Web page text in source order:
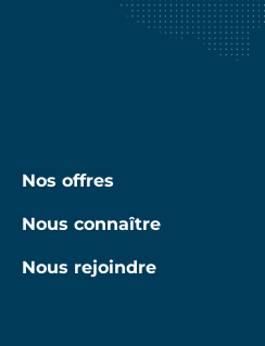
Nos offres
Nous connaître
Nous rejoindre